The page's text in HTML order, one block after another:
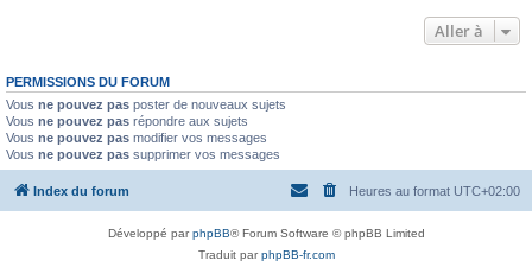
Aller à
PERMISSIONS DU FORUM
Vous ne pouvez pas poster de nouveaux sujets
Vous ne pouvez pas répondre aux sujets
Vous ne pouvez pas modifier vos messages
Vous ne pouvez pas supprimer vos messages
Index du forum Heures au format UTC+02:00
Développé parphpBB® Forum Software © phpBB Limited
Traduit parphpBB-fr.com